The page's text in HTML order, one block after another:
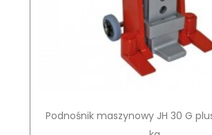
Podnośnik maszynowy JH 30 G